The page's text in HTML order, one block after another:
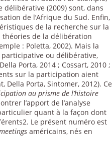
(2009) sont, dans
de l’Afrique du Sud. Enfin,
de la recherche sur la
théories de la délibération
: Poletta, 2002). Mais la
ou délibérative,
Porta, 2014 ; Cossart, 2010 ;
sur la participation aient
Della Porta, Sintomer, 2012). Ce
au prisme de l’histoire
l’apport de l’analyse
quant à la façon dont
Le présent numéro est
américains, nés en